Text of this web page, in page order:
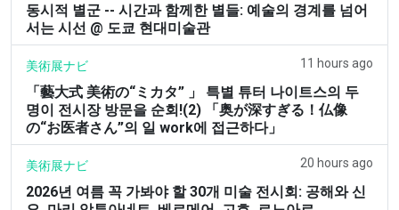
동시적 별군 -- 시간과 함께한 별들: 예술의 경계를 넘어
서는 시선 @ 도쿄 현대미술관
美術展ナビ 11 hours ago
「藝大式 美術の“ミカタ” 」 특별 튜터 나이트스의 두
명이 전시장 방문을 순회!(2) 「奥が深すぎる！仏像
の“お医者さん”의 일 work에 접근하다」
美術展ナビ 20 hours ago
2026년 여름 꼭 가봐야 할 30개 미술 전시회: 공해와 신